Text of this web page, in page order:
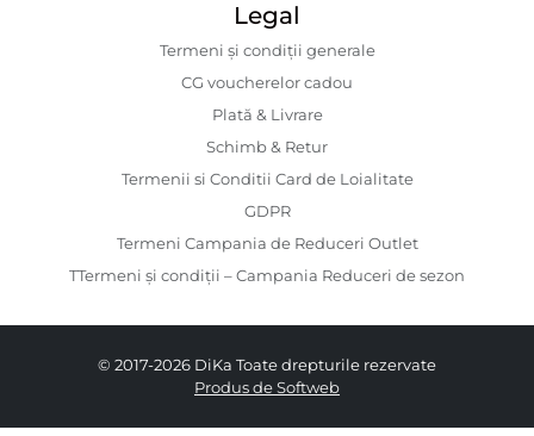
Legal
Termeni și condiții generale
CG voucherelor cadou
Plată & Livrare
Schimb & Retur
Termenii si Conditii Card de Loialitate
GDPR
Termeni Campania de Reduceri Outlet
TTermeni și condiții – Campania Reduceri de sezon
© 2017-2026 DiKa Toate drepturile rezervate
Produs de Softweb